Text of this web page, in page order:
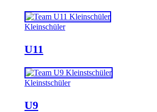
Kleinschüler
U11
Kleinstschüler
U9